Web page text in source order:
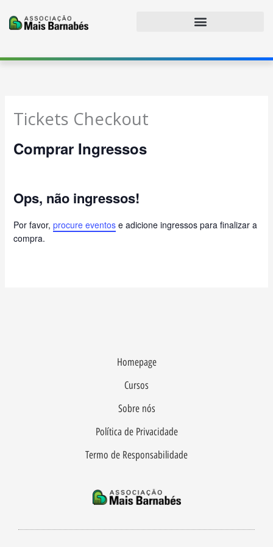
para
conteúdo
Tickets Checkout
Comprar Ingressos
Ops, não ingressos!
Por favor,procure eventos e adicione ingressos para finalizar a
compra.
Homepage
Cursos
Sobre nós
Política de Privacidade
Termo de Responsabilidade